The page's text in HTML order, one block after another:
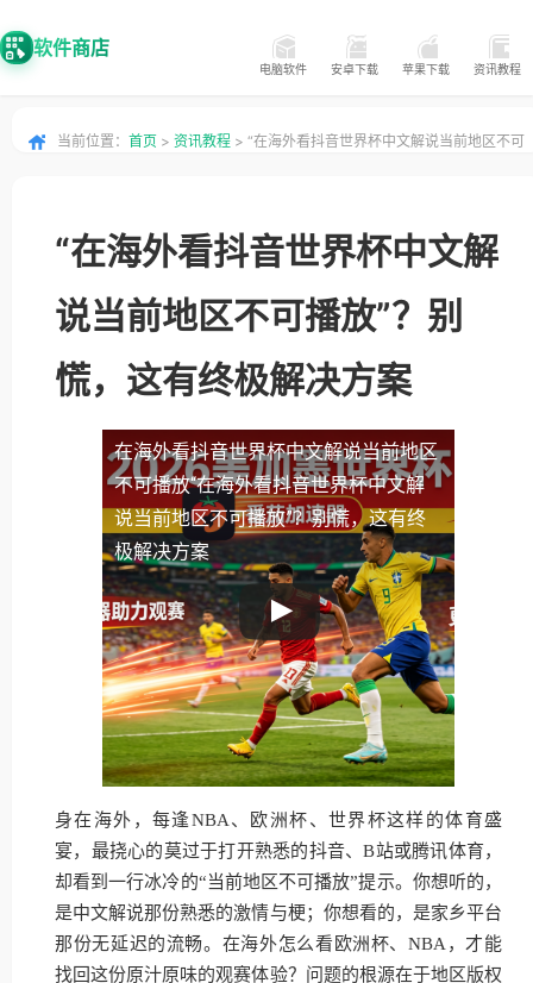
软件商店
电脑软件 安卓下载 苹果下载 资讯教程
当前位置： 首页 > 资讯教程 > “在海外看抖音世界杯中文解说当前地区不可
“在海外看抖音世界杯中文解
说当前地区不可播放”？别
慌，这有终极解决方案
在海外看抖音世界杯中文解说当前地区
不可播放“在海外看抖音世界杯中文解
说当前地区不可播放”？别慌，这有终
极解决方案
身在海外，每逢NBA、欧洲杯、世界杯这样的体育盛
宴，最挠心的莫过于打开熟悉的抖音、B站或腾讯体育，
却看到一行冰冷的“当前地区不可播放”提示。你想听的，
是中文解说那份熟悉的激情与梗；你想看的，是家乡平台
那份无延迟的流畅。在海外怎么看欧洲杯、NBA，才能
找回这份原汁原味的观赛体验？问题的根源在于地区版权